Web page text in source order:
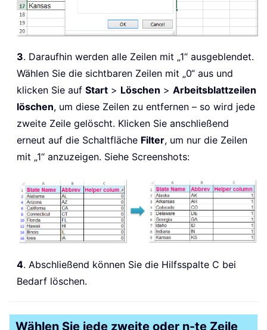
3. Daraufhin werden alle Zeilen mit „1“ ausgeblendet.
Wählen Sie die sichtbaren Zeilen mit „0“ aus und
klicken Sie auf Start > Löschen > Arbeitsblattzeilen
löschen, um diese Zeilen zu entfernen – so wird jede
zweite Zeile gelöscht. Klicken Sie anschließend
erneut auf die Schaltfläche Filter, um nur die Zeilen
mit „1“ anzuzeigen. Siehe Screenshots:
4. Abschließend können Sie die Hilfsspalte C bei
Bedarf löschen.
Wählen Sie jede zweite oder n-te Zeile